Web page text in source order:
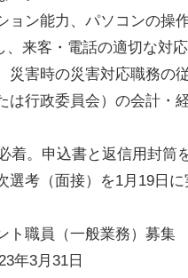
ン能力、パソコンの操
、来客・電話の適切な対
災害時の災害対応職務の
は行政委員会）の会計・
着。申込書と返信用封筒
選考（面接）を1月19日
ト職員（一般業務）募集
年3月31日